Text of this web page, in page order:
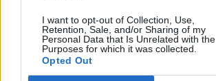
I want to opt-out of Collection, Use,
Retention, Sale, and/or Sharing of my
Personal Data that Is Unrelated with the
Purposes for which it was collected.
Opted Out